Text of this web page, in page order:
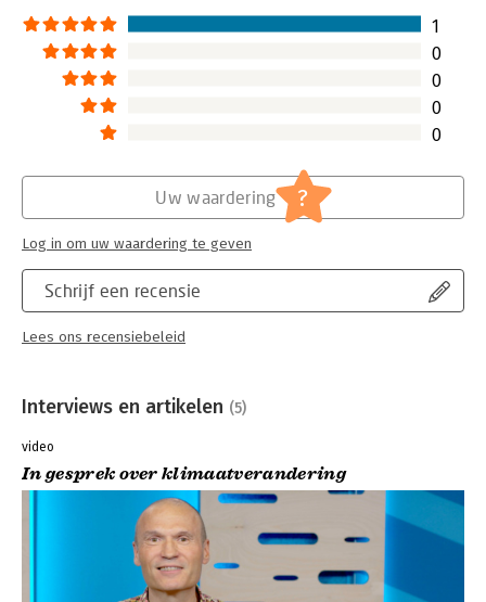
1
0
0
0
0
Schrijf een recensie
Lees ons recensiebeleid
Uw waardering ?
Log in om uw waardering te geven
Interviews en artikelen (5)
video
In gesprek over klimaatverandering